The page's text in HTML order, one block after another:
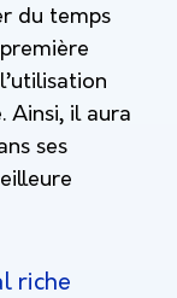
du temps
Ainsi, il aura
ses
riche